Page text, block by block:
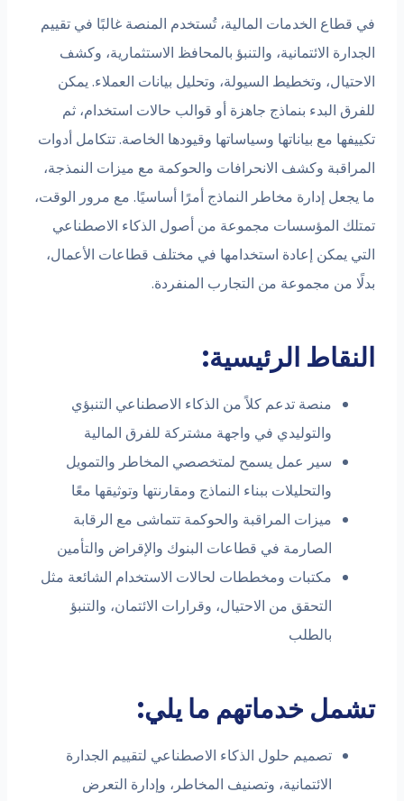
في قطاع الخدمات المالية، تُستخدم المنصة غالبًا في تقييم
الجدارة الائتمانية، والتنبؤ بالمحافظ الاستثمارية، وكشف
الاحتيال، وتخطيط السيولة، وتحليل بيانات العملاء. يمكن
للفرق البدء بنماذج جاهزة أو قوالب حالات استخدام، ثم
تكييفها مع بياناتها وسياساتها وقيودها الخاصة. تتكامل أدوات
المراقبة وكشف الانحرافات والحوكمة مع ميزات النمذجة،
ما يجعل إدارة مخاطر النماذج أمرًا أساسيًا. مع مرور الوقت،
تمتلك المؤسسات مجموعة من أصول الذكاء الاصطناعي
التي يمكن إعادة استخدامها في مختلف قطاعات الأعمال،
بدلًا من مجموعة من التجارب المنفردة.
النقاط الرئيسية:
منصة تدعم كلاً من الذكاء الاصطناعي التنبؤي
والتوليدي في واجهة مشتركة للفرق المالية
سير عمل يسمح لمتخصصي المخاطر والتمويل
والتحليلات ببناء النماذج ومقارنتها وتوثيقها معًا
ميزات المراقبة والحوكمة تتماشى مع الرقابة
الصارمة في قطاعات البنوك والإقراض والتأمين
مكتبات ومخططات لحالات الاستخدام الشائعة مثل
التحقق من الاحتيال، وقرارات الائتمان، والتنبؤ
بالطلب
تشمل خدماتهم ما يلي:
تصميم حلول الذكاء الاصطناعي لتقييم الجدارة
الائتمانية، وتصنيف المخاطر، وإدارة التعرض